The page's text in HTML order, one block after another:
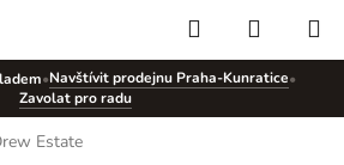
•Navštívit prodejnu Praha-Kunratice•
Zavolat pro radu
Hledat
KOŠÍK
Estate